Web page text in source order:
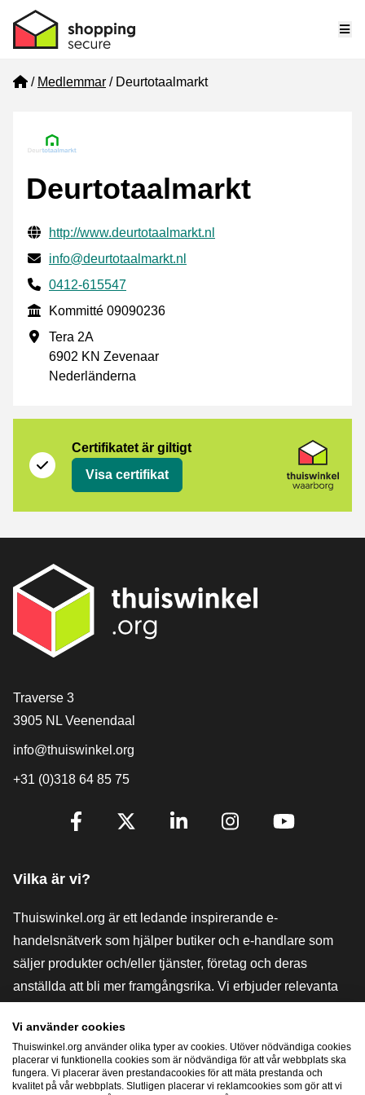
Home
Medlemmar Deurtotaalmarkt
Deurtotaalmarkt
Verifierade kontaktuppgifter
Website URL
http://www.deurtotaalmarkt.nl
E-post
info@deurtotaalmarkt.nl
Phone number
0412-615547
Kommitté
Kommitté 09090236
Företagsadress
Tera 2A
6902 KN Zevenaar
Nederländerna
Certifikatet är giltigt
Visa certifikat
[_General:Contact]
Traverse 3
3905 NL Veenendaal
info@thuiswinkel.org
+31 (0)318 64 85 75
[_General:SocialMediaTitle]
Vilka är vi?
Thuiswinkel.org är ett ledande inspirerande e-
handelsnätverk som hjälper butiker och e-handlare som
säljer produkter och/eller tjänster, företag och deras
anställda att bli mer framgångsrika. Vi erbjuder relevanta
Thuiswinkel-recensioner, rättsliga medel och rådgivning,
stöd, marknadsundersökningar och vi har en egen
utbildningsplattform, Thuiswinkel e-Academy.
Vi använder cookies
Thuiswinkel.org använder olika typer av cookies. Utöver nödvändiga cookies
placerar vi funktionella cookies som är nödvändiga för att vår webbplats ska
fungera. Vi placerar även prestandacookies för att mäta prestanda och
kvalitet på vår webbplats. Slutligen placerar vi reklamcookies som gör att vi